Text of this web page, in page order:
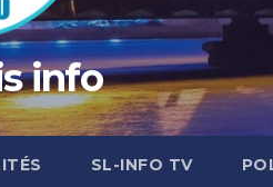
info
SL-INFO TV